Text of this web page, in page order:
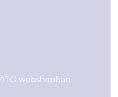
webshopban